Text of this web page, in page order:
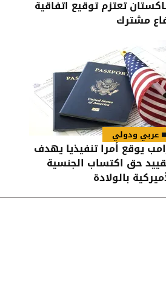
تعتزم توقيع اتفاقية
مشترك
عربي ودولي
يوقع أمرا تنفيذيا يهدف
حق اكتساب الجنسية
بالولادة